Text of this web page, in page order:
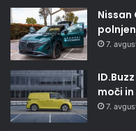
Nissan
7.
moči
7.